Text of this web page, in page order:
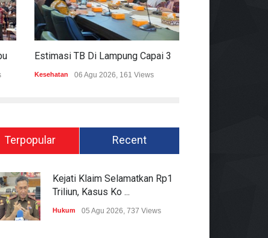
Kesehatan 06 Agu 2026, 161 Views
Terpopular Recent
Kejati Klaim Selamatkan Rp1
Triliun, Kasus Ko ...
Hukum 05 Agu 2026, 737 Views